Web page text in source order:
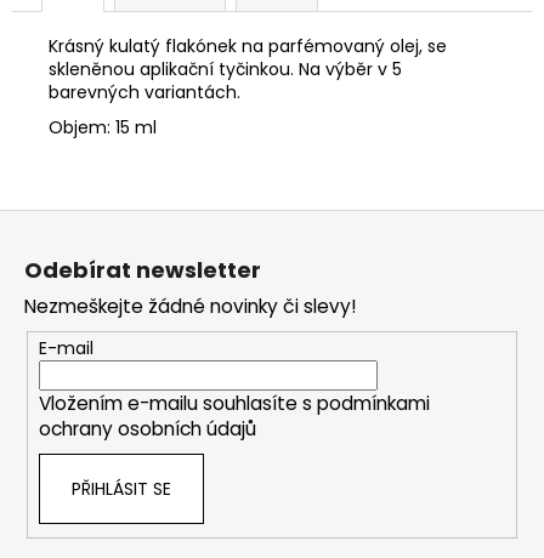
Krásný kulatý flakónek na parfémovaný olej, se
skleněnou aplikační tyčinkou. Na výběr v 5
barevných variantách.
Objem: 15 ml
Z
Odebírat newsletter
Nezmeškejte žádné novinky či slevy!
E-mail
Vložením e-mailu souhlasíte s podmínkami
ochrany osobních údajů
PŘIHLÁSIT SE